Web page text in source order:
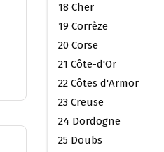
18 Cher
19 Corrèze
20 Corse
21 Côte-d'Or
22 Côtes d'Armor
23 Creuse
24 Dordogne
25 Doubs